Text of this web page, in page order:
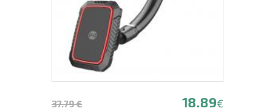
37.79 € 18.89€